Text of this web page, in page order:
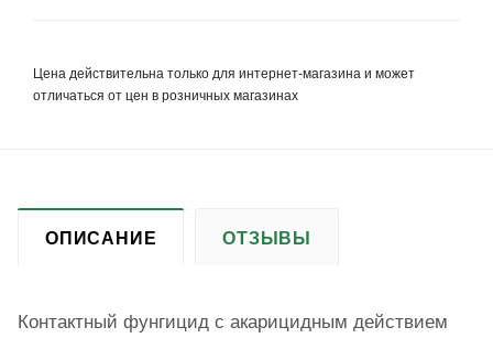
Цена действительна только для интернет-магазина и может
отличаться от цен в розничных магазинах
ОПИСАНИЕ ОТЗЫВЫ
Контактный фунгицид с акарицидным действием